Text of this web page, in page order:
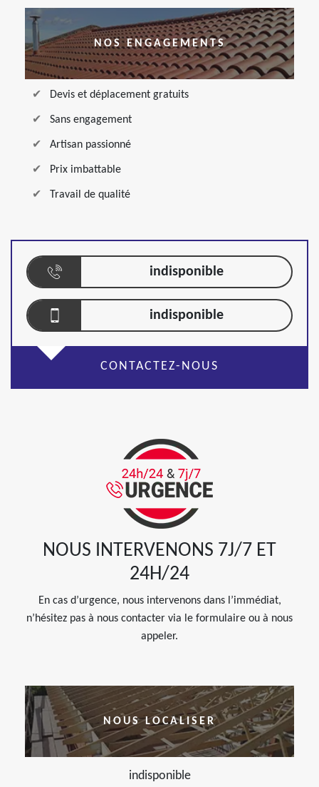
NOS ENGAGEMENTS
Devis et déplacement gratuits
Sans engagement
Artisan passionné
Prix imbattable
Travail de qualité
indisponible
indisponible
CONTACTEZ-NOUS
NOUS INTERVENONS 7J/7 ET
24H/24
En cas d’urgence, nous intervenons dans l’immédiat,
n’hésitez pas à nous contacter via le formulaire ou à nous
appeler.
NOUS LOCALISER
indisponible